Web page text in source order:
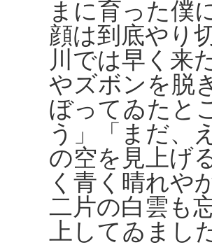
まに育った僕
顔は到底やり
川では早く来
やズボンを脱
ぼってゐたと
う」「まだ、
の空を見上げ
く青く晴れや
二片の白雲も
上してゐまし